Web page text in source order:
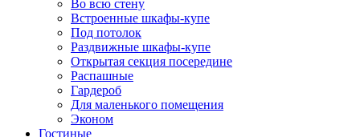
Во всю стену
Встроенные шкафы-купе
Под потолок
Раздвижные шкафы-купе
Открытая секция посередине
Распашные
Гардероб
Для маленького помещения
Эконом
Гостиные